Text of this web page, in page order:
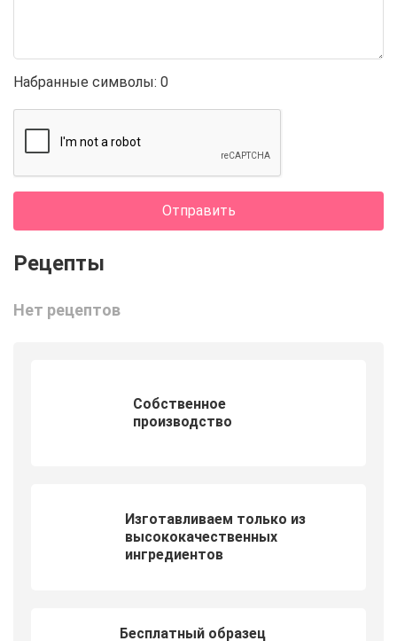
Набранные символы: 0
Отправить
Нет рецептов
Собственное
производство
Изготавливаем только из
высококачественных
ингредиентов
Бесплатный образец